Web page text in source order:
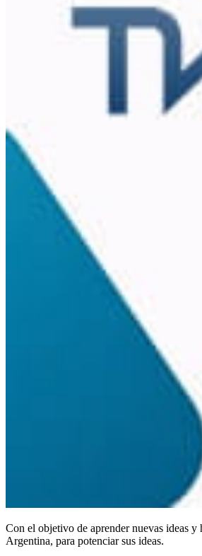
Con el objetivo de aprender nuevas ideas
Argentina, para potenciar sus ideas.